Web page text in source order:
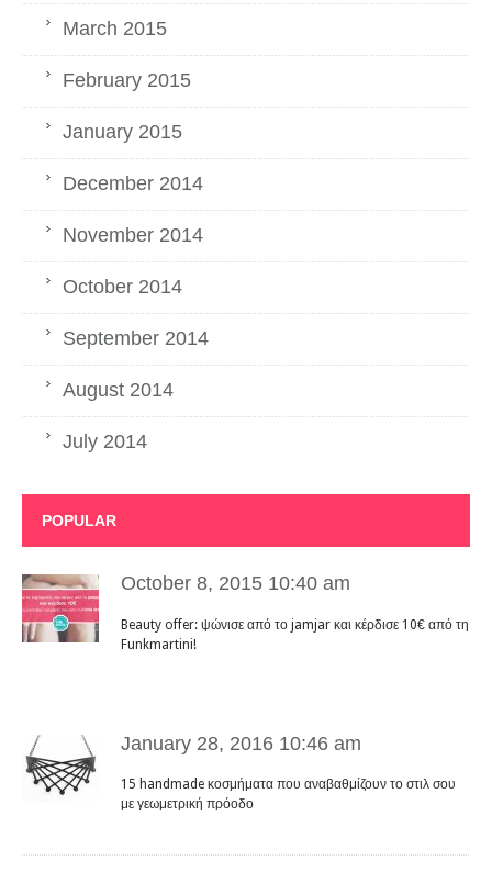
March 2015
February 2015
January 2015
December 2014
November 2014
October 2014
September 2014
August 2014
July 2014
POPULAR
October 8, 2015 10:40 am
Beauty offer: ψώνισε από το jamjar και κέρδισε 10€ από τη
Funkmartini!
January 28, 2016 10:46 am
15 handmade κοσμήματα που αναβαθμίζουν το στιλ σου
με γεωμετρική πρόοδο